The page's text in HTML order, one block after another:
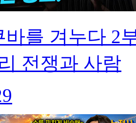
바를 겨누다 2
전쟁과 사람